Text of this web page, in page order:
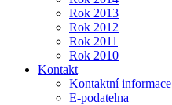
Rok 2013
Rok 2012
Rok 2011
Rok 2010
Kontakt
Kontaktní informace
E-podatelna